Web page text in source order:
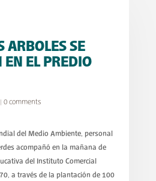
ARBOLES SE
EN EL PREDIO
0 comments
del Medio Ambiente, personal
acompañó en la mañana de
del Instituto Comercial
a través de la plantación de 100